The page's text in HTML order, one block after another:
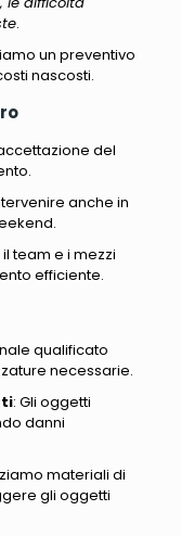
.
un preventivo
nascosti.
del
anche in
team e i mezzi
efficiente.
qualificato
necessarie.
: Gli oggetti
danni
materiali di
gli oggetti